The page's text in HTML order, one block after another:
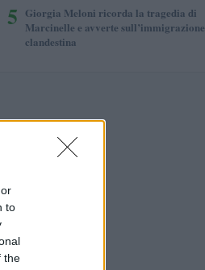
to
the
5 Giorgia Meloni ricorda la tragedia di
Marcinelle e avverte sull’immigrazione
clandestina